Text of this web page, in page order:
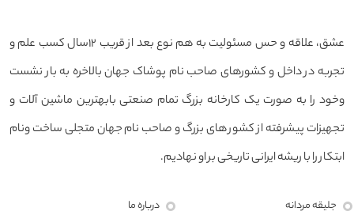
جلیقه مردانه
درباره ما
عشق، علاقه و حس مسئولیت به هم نوع بعد از قریب ۱۲سال کسب علم و
تجربه در داخل و کشورهای صاحب نام پوشاک جهان بالاخره به بار نشست
وخود را به صورت یک کارخانه بزرگ تمام صنعتی بابهترین ماشین آلات و
تجهیزات پیشرفته از کشور های بزرگ و صاحب نام جهان متجلی ساخت ونام
ابتکار را با ریشه ایرانی تاریخی بر او نهادیم.